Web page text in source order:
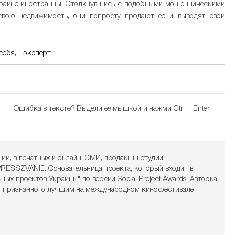
иностранцы. Столкнувшись с подобными мошенническими
недвижимость, они попросту продают её и выводят свои
- эксперт
Ошибка в тексте? Выдели ее мышкой и нажми Ctrl + Enter
в печатных и онлайн-СМИ, продакшн студии.
Основательница проекта, который входит в
проектов Украины" по версии Social Project Awards. Авторка
признанного лучшим на международном кинофестивале